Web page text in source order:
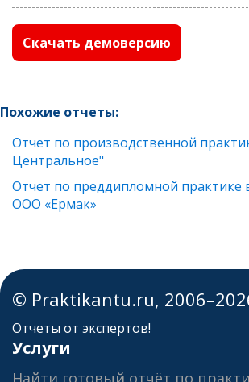
Скачать демоверсию
Похожие отчеты:
Отчет по производственной
Центральное"
Отчет по преддипломной практике
ООО «Ермак»
© Praktikantu.ru,
Отчеты от экспертов!
Услуги
Найти готовый отчёт по